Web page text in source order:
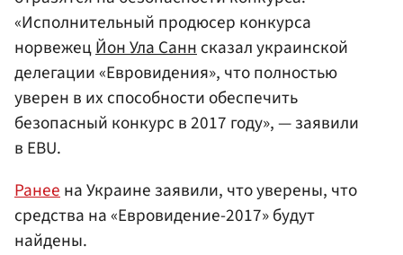
«Исполнительный продюсер конкурса
норвежецЙон Ула Саннсказал украинской
делегации «Евровидения», что полностью
уверен в их способности обеспечить
безопасный конкурс в 2017 году», — заявили
в EBU.
Ранеена Украине заявили, что уверены, что
средства на «Евровидение-2017» будут
найдены.